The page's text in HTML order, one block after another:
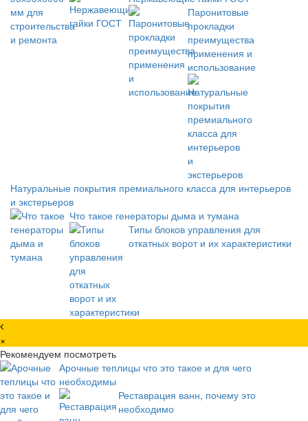
Паронитовые
прокладки
преимущества
применения и
использование
Натуральные покрытия премиального класса для интерьеров
и экстерьеров
Что такое генераторы дыма и тумана
Типы блоков управления для
откатных ворот и их характеристики
×
Рекомендуем посмотреть
Арочные теплицы что это такое и для чего
необходимы
Реставрация ванн, почему это
необходимо